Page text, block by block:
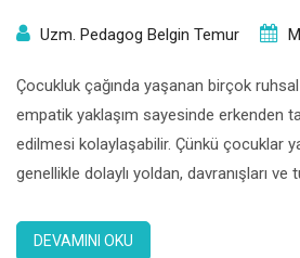
Uzm. Pedagog Belgin Temur
Çocukluk çağında yaşanan birçok
empatik yaklaşım sayesinde erkenden
edilmesi kolaylaşabilir. Çünkü çocuklar
genellikle dolaylı yoldan, davranışları ve
olurlarsa onlardaki değişimlerin
DEVAMINI OKU